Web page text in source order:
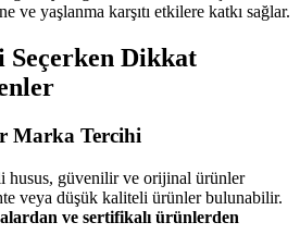
ve yaşlanma karşıtı etkilere katkı sağlar.
Seçerken Dikkat
Marka Tercihi
husus, güvenilir ve orijinal ürünler
veya düşük kaliteli ürünler bulunabilir.
ve sertifikalı ürünlerden